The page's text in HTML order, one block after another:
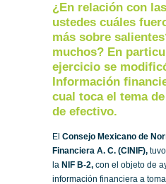
¿En relación con
ustedes cuáles
más sobre
muchos? En
ejercicio se
Información
cual toca el tema
de efectivo.
El Consejo Mexicano de
Financiera A. C. (CINIF),
la NIF B-2, con el objeto de
información financiera a